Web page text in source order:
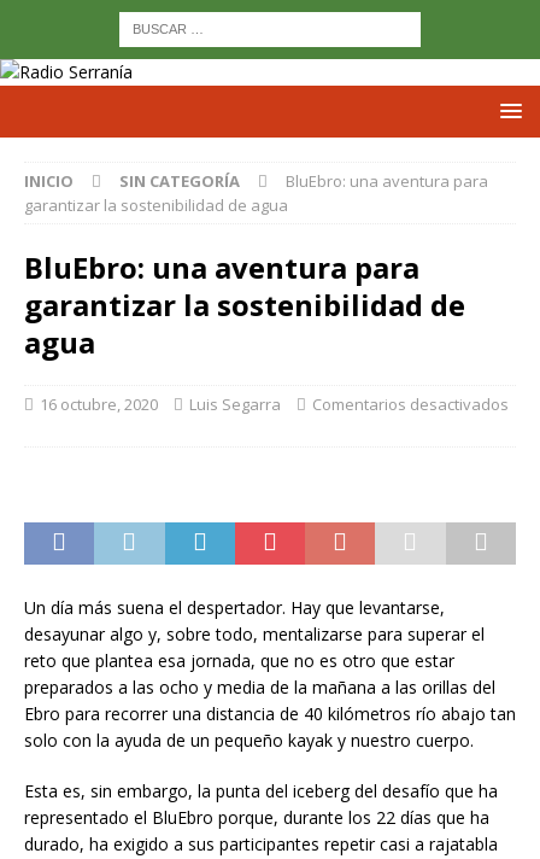
INICIO SIN CATEGORÍA
BluEbro: una aventura para
garantizar la sostenibilidad de agua
BluEbro: una aventura para
garantizar la sostenibilidad de
agua
16 octubre, 2020 Luis Segarra Comentarios desactivados
Un día más suena el despertador. Hay que levantarse,
desayunar algo y, sobre todo, mentalizarse para superar el
reto que plantea esa jornada, que no es otro que estar
preparados a las ocho y media de la mañana a las orillas del
Ebro para recorrer una distancia de 40 kilómetros río abajo tan
solo con la ayuda de un pequeño kayak y nuestro cuerpo.
Esta es, sin embargo, la punta del iceberg del desafío que ha
representado el BluEbro porque, durante los 22 días que ha
durado, ha exigido a sus participantes repetir casi a rajatabla